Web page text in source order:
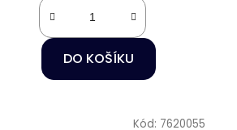
DO KOŠÍKU
Kód: 7620055